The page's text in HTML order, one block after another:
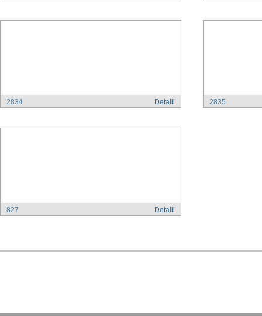
Detalii
2834 2835
Detalii
827